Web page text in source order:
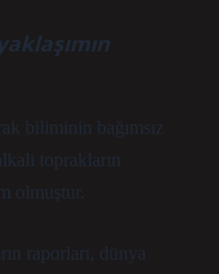
biliminin bağımsız
toprakların
olmuştur.
raporları, dünya